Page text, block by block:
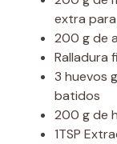
extra
200 g de
Ralladura
3 huevos
batidos
200 g de
1TSP